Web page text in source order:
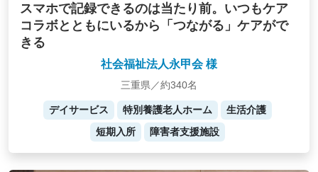
スマホで記録できるのは当たり前。いつもケア
コラボとともにいるから「つながる」ケアがで
きる
社会福祉法人永甲会 様
三重県／約340名
デイサービス 特別養護老人ホーム
生活介護
短期入所
障害者支援施設